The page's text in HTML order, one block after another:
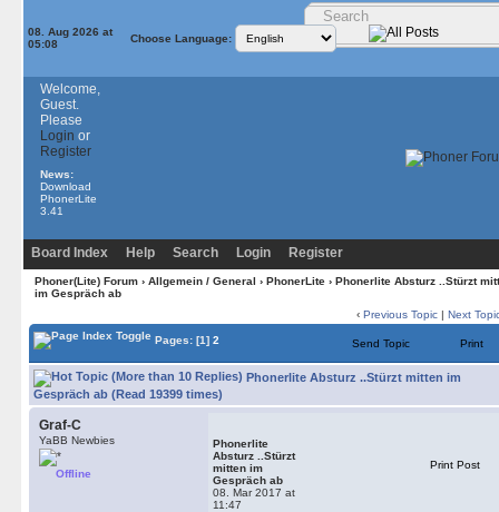
08. Aug 2026 at
05:08
Choose Language:
Welcome,
Guest.
Please
Login or
Register
News:
Download
PhonerLite
3.41
Board Index Help Search Login Register
Phoner(Lite) Forum› Allgemein / General › PhonerLite› Phonerlite Absturz ..Stürzt
im Gespräch ab
‹ Previous Topic | Next
Pages: [1] 2 Send Topic Print
Phonerlite Absturz ..Stürzt mitten im
Gespräch ab (Read 19399 times)
Graf-C
YaBB Newbies
Offline
Phonerlite
Absturz ..Stürzt
mitten im
Gespräch ab
08. Mar 2017 at
11:47
Print Post